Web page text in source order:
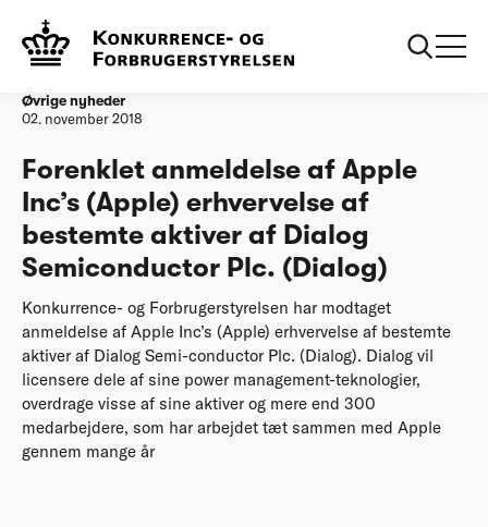
Forside
bestemte aktiver af Dialog Semiconductor Plc. (Dialog)
Øvrige nyheder
02. november 2018
Forenklet anmeldelse af Apple
Inc’s (Apple) erhvervelse af
bestemte aktiver af Dialog
Semiconductor Plc. (Dialog)
Konkurrence- og Forbrugerstyrelsen har modtaget
anmeldelse af Apple Inc’s (Apple) erhvervelse af bestemte
aktiver af Dialog Semi-conductor Plc. (Dialog). Dialog vil
licensere dele af sine power management-teknologier,
overdrage visse af sine aktiver og mere end 300
medarbejdere, som har arbejdet tæt sammen med Apple
gennem mange år